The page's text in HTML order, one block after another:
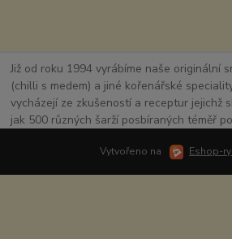
Již od roku 1994 vyrábíme naše originální
(chilli s medem) a jiné kořenářské
vycházejí ze zkušeností a receptur jejichž
jak 500 různých šarží posbíraných téměř
Vytvořeno na Eshop-